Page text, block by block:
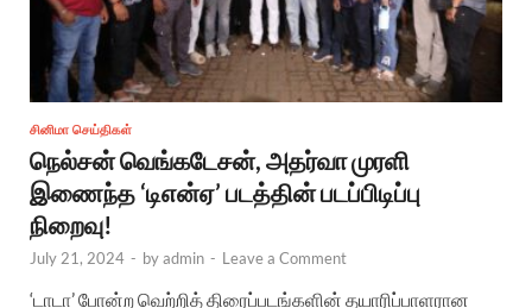
சினிமா செய்திகள்
நெல்சன் வெங்கடேசன், அதர்வா முரளி
இணைந்த ‘டிஎன்ஏ’ படத்தின் படப்பிடிப்பு
நிறைவு!
July 21, 2024 - byadmin - Leave a Comment
‘டாடா’ போன்ற வெற்றித் திரைப்படங்களின் தயாரிப்பாளரான